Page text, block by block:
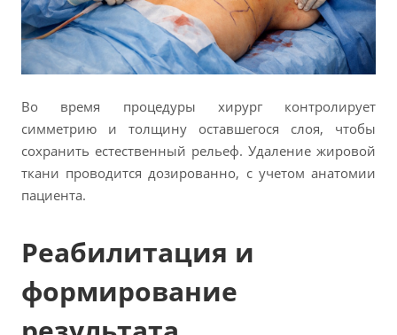
Во время процедуры хирург контролирует
симметрию и толщину оставшегося слоя, чтобы
сохранить естественный рельеф. Удаление жировой
ткани проводится дозированно, с учетом анатомии
пациента.
Реабилитация и
формирование